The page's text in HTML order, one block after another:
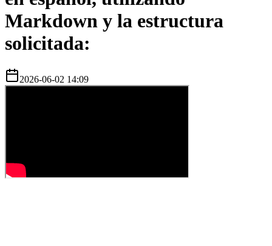
Markdown y la estructura
solicitada:
2026-06-02 14:09